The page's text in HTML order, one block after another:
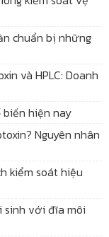
chuẩn bị những
và HPLC: Doanh
hiện nay
Nguyên nhân
kiểm soát hiệu
sinh với đĩa môi